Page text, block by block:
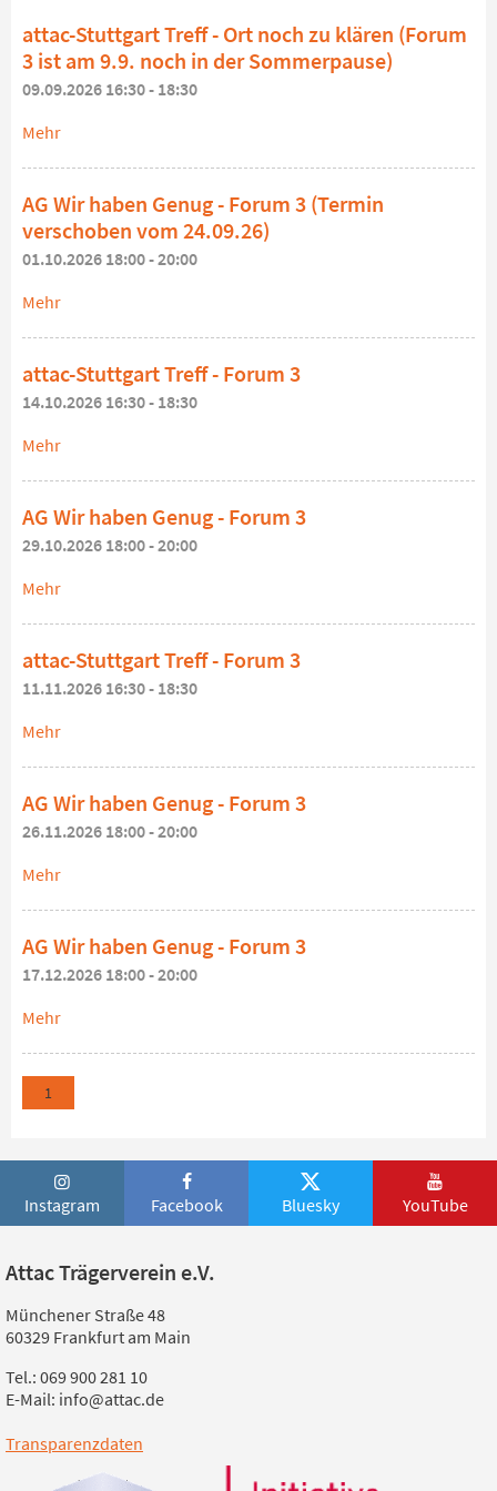
attac-Stuttgart Treff - Ort noch zu klären (Forum
3 ist am 9.9. noch in der Sommerpause)
09.09.2026 16:30 - 18:30
Mehr
AG Wir haben Genug - Forum 3 (Termin
verschoben vom 24.09.26)
01.10.2026 18:00 - 20:00
Mehr
attac-Stuttgart Treff - Forum 3
14.10.2026 16:30 - 18:30
Mehr
AG Wir haben Genug - Forum 3
29.10.2026 18:00 - 20:00
Mehr
attac-Stuttgart Treff - Forum 3
11.11.2026 16:30 - 18:30
Mehr
AG Wir haben Genug - Forum 3
26.11.2026 18:00 - 20:00
Mehr
AG Wir haben Genug - Forum 3
17.12.2026 18:00 - 20:00
Mehr
1
Instagram Facebook Bluesky YouTube
Attac Trägerverein e.V.
Münchener Straße 48
60329 Frankfurt am Main
Tel.: 069 900 281 10
E-Mail: info@attac.de
Transparenzdaten